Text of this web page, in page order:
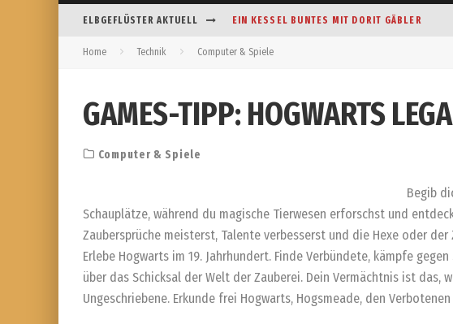
ELBGEFLÜSTER AKTUELL EIN KESSEL BUNTES MIT DORIT GÄBLER
CAFÉ AM FELDRAND IN STROCKEN
FREIZEITSPASS FÜR JUNG UND ALT
Home Technik Computer & Spiele
GAMES-TIPP: HOGWARTS
Computer & Spiele
Begib
Schauplätze, während du magische Tierwesen erforschst und
Zaubersprüche meisterst, Talente verbesserst und die Hexe oder
Erlebe Hogwarts im 19. Jahrhundert. Finde Verbündete, kämpfe
über das Schicksal der Welt der Zauberei. Dein Vermächtnis ist das,
Ungeschriebene. Erkunde frei Hogwarts, Hogsmeade, den